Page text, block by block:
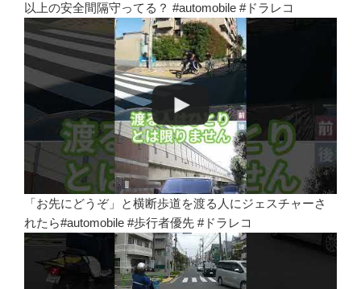
以上の安全間隔守ってる？ #automobile #ドラレコ
「お先にどうぞ」と横断歩道を渡る人にジェスチャーさ
れたら#automobile #歩行者優先 #ドラレコ